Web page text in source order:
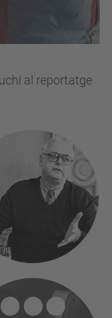
al reportatge